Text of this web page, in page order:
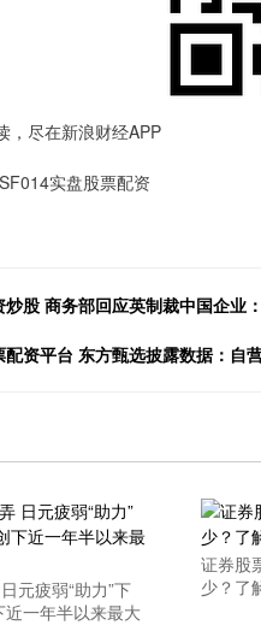
，尽在新浪财经APP
实盘股票配资
炒股 商务部回应英制裁中国企业
配资平台 东方甄选披露数据：自
元疲弱“助力”下
一年半以来最大
证券股
少？了